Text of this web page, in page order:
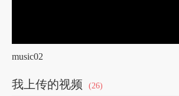
music02
我上传的视频 (26)